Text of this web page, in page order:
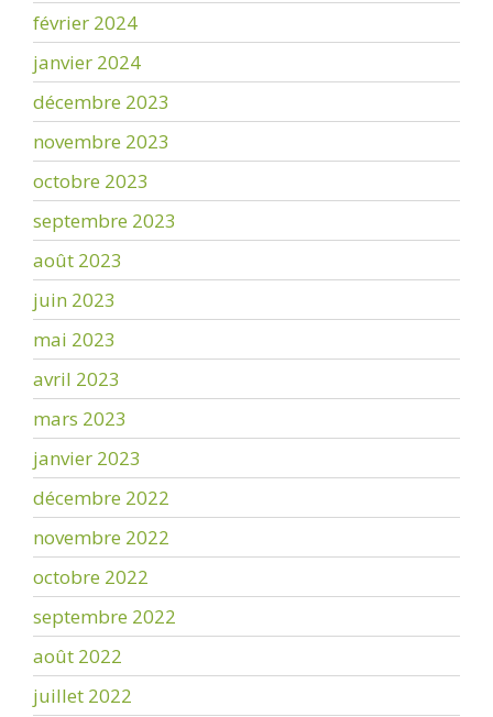
février 2024
janvier 2024
décembre 2023
novembre 2023
octobre 2023
septembre 2023
août 2023
juin 2023
mai 2023
avril 2023
mars 2023
janvier 2023
décembre 2022
novembre 2022
octobre 2022
septembre 2022
août 2022
juillet 2022